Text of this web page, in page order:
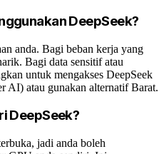
DeepSeek?
anda. Bagi beban kerja yang
Bagi data sensitif atau
untuk mengakses DeepSeek
AI) atau gunakan alternatif Barat.
DeepSeek?
jadi anda boleh